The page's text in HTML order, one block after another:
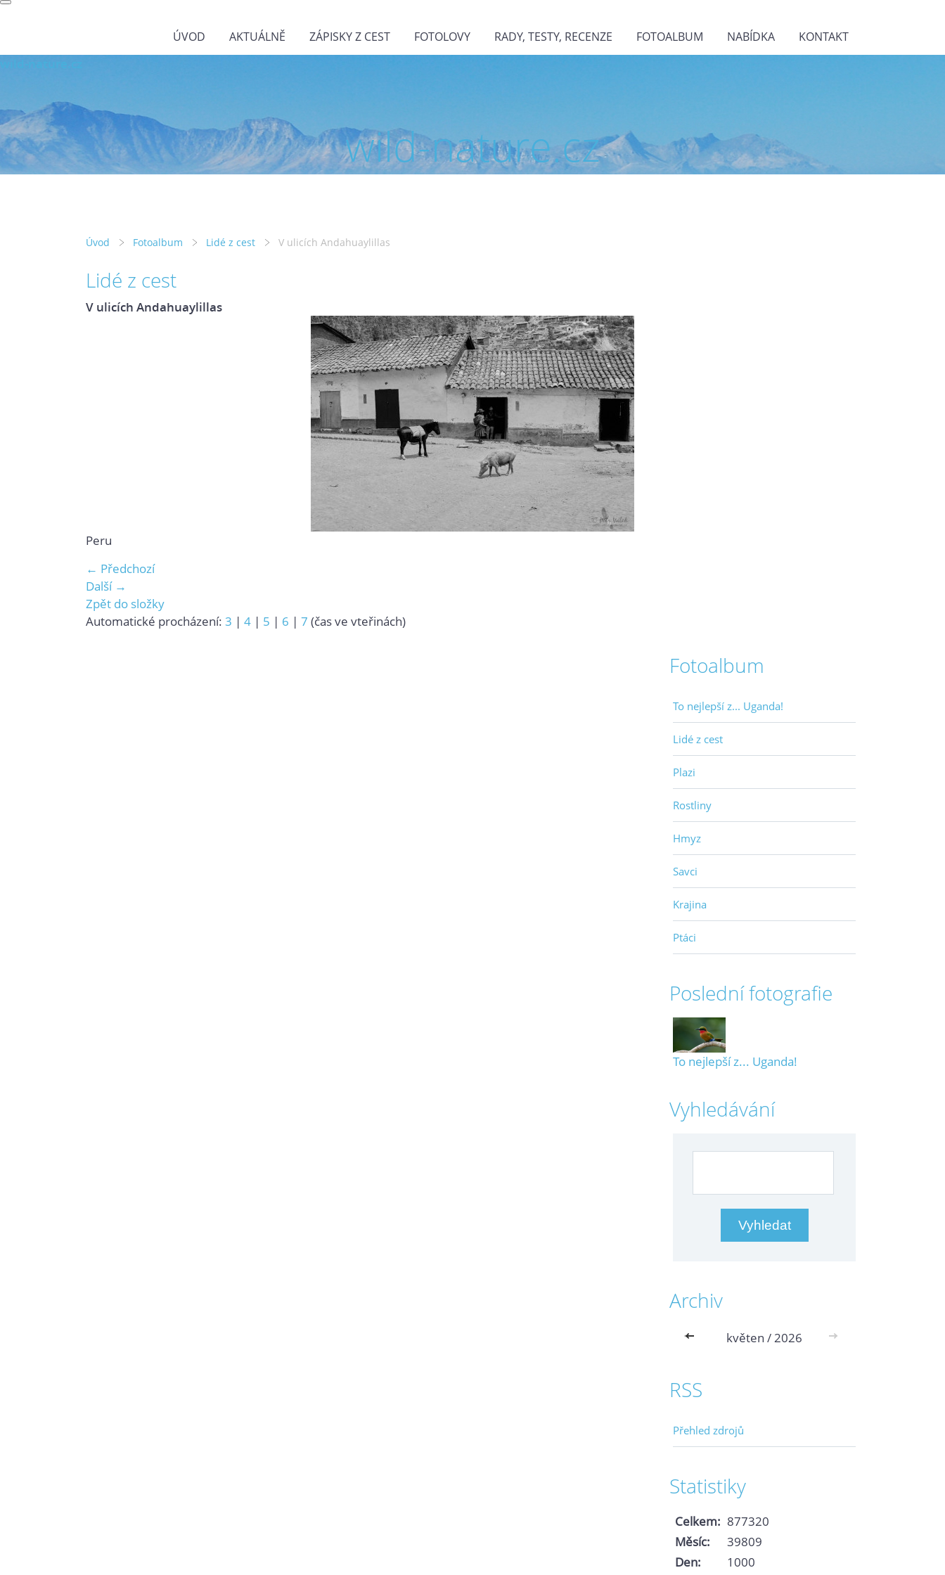
ÚVOD AKTUÁLNĚ ZÁPISKY Z CEST FOTOLOVY RADY, TESTY, RECENZE FOTOALBUM NABÍDKA KONTAKT
wild-nature.cz
Úvod Fotoalbum Lidé z cest V ulicích Andahuaylillas
Lidé z cest
V ulicích Andahuaylillas
Peru
← Předchozí
Další →
Zpět do složky
Automatické procházení: 3 | 4 | 5 | 6 | 7 (čas ve vteřinách)
Fotoalbum
To nejlepší z... Uganda!
Lidé z cest
Plazi
Rostliny
Hmyz
Savci
Krajina
Ptáci
Poslední fotografie
To nejlepší z... Uganda!
Vyhledávání
Archiv
<< květen / 2026 >>
RSS
Přehled zdrojů
Statistiky
Celkem: 877320
Měsíc:
39809
Den:
1000